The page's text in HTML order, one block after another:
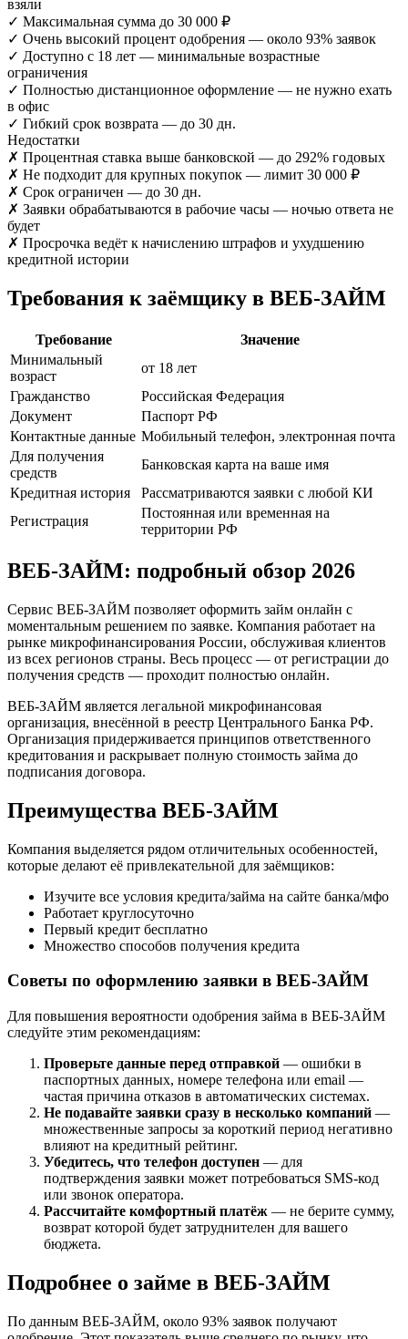
взяли
✓ Максимальная сумма до 30 000 ₽
✓ Очень высокий процент одобрения — около 93% заявок
✓ Доступно с 18 лет — минимальные возрастные
ограничения
✓ Полностью дистанционное оформление — не нужно ехать
в офис
✓ Гибкий срок возврата — до 30 дн.
Недостатки
✗ Процентная ставка выше банковской — до 292% годовых
✗ Не подходит для крупных покупок — лимит 30 000 ₽
✗ Срок ограничен — до 30 дн.
✗ Заявки обрабатываются в рабочие часы — ночью ответа не
будет
✗ Просрочка ведёт к начислению штрафов и ухудшению
кредитной истории
Требования к заёмщику в ВЕБ-ЗАЙМ
Требование
Значение
Минимальный
возраст
от 18 лет
Гражданство
Российская Федерация
Документ
Паспорт РФ
Контактные данные Мобильный телефон, электронная почта
Для получения
средств
Банковская карта на ваше имя
Кредитная история
Рассматриваются заявки с любой КИ
Регистрация
Постоянная или временная на
территории РФ
ВЕБ-ЗАЙМ: подробный обзор 2026
Сервис ВЕБ-ЗАЙМ позволяет оформить займ онлайн с
моментальным решением по заявке. Компания работает на
рынке микрофинансирования России, обслуживая клиентов
из всех регионов страны. Весь процесс — от регистрации до
получения средств — проходит полностью онлайн.
ВЕБ-ЗАЙМ является легальной микрофинансовая
организация, внесённой в реестр Центрального Банка РФ.
Организация придерживается принципов ответственного
кредитования и раскрывает полную стоимость займа до
подписания договора.
Преимущества ВЕБ-ЗАЙМ
Компания выделяется рядом отличительных особенностей,
которые делают её привлекательной для заёмщиков:
Изучите все условия кредита/займа на сайте банка/мфо
Работает круглосуточно
Первый кредит бесплатно
Множество способов получения кредита
Советы по оформлению заявки в ВЕБ-ЗАЙМ
Для повышения вероятности одобрения займа в ВЕБ-ЗАЙМ
следуйте этим рекомендациям:
Проверьте данные перед отправкой — ошибки в
паспортных данных, номере телефона или email —
частая причина отказов в автоматических системах.
Не подавайте заявки сразу в несколько компаний —
множественные запросы за короткий период негативно
влияют на кредитный рейтинг.
Убедитесь, что телефон доступен — для
подтверждения заявки может потребоваться SMS-код
или звонок оператора.
Рассчитайте комфортный платёж — не берите сумму,
возврат которой будет затруднителен для вашего
бюджета.
Подробнее о займе в ВЕБ-ЗАЙМ
По данным ВЕБ-ЗАЙМ, около 93% заявок получают